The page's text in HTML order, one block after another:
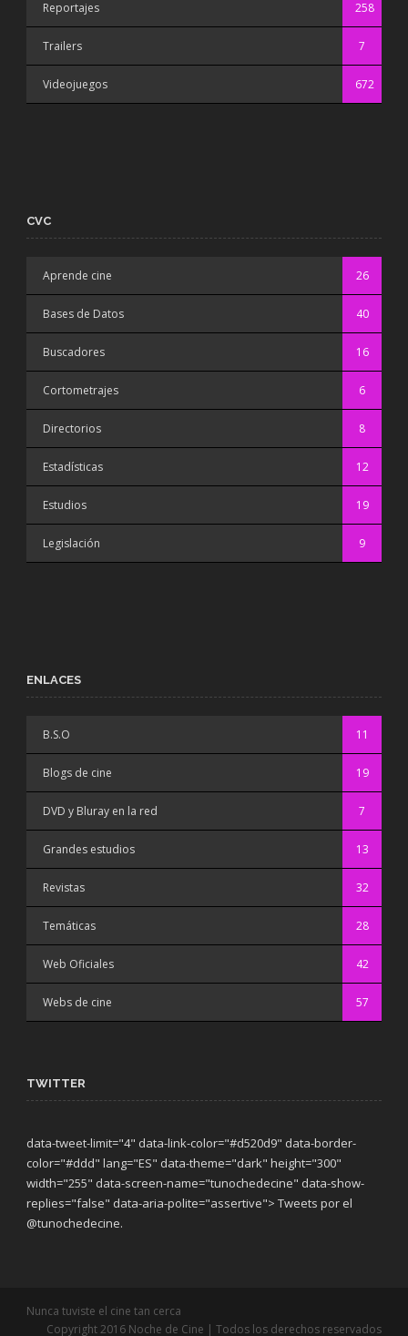
Reportajes 258
Trailers 7
Videojuegos 672
CVC
Aprende cine 26
Bases de Datos 40
Buscadores 16
Cortometrajes 6
Directorios 8
Estadísticas 12
Estudios 19
Legislación 9
ENLACES
B.S.O 11
Blogs de cine 19
DVD y Bluray en la red 7
Grandes estudios 13
Revistas 32
Temáticas 28
Web Oficiales 42
Webs de cine 57
TWITTER
data-tweet-limit="4" data-link-color="#d520d9" data-border-
color="#ddd" lang="ES" data-theme="dark" height="300"
width="255" data-screen-name="tunochedecine" data-show-
replies="false" data-aria-polite="assertive"> Tweets por el
@tunochedecine.
Nunca tuviste el cine tan cerca
Copyright 2016 Noche de Cine | Todos los derechos reservados